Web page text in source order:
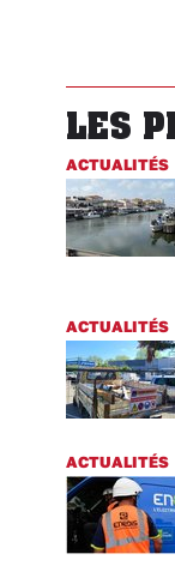
LES
ACTUALITÉS
ACTUALITÉS
ACTUALITÉS